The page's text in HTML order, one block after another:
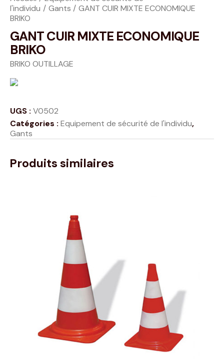
l'individu
Gants
GANT CUIR MIXTE ECONOMIQUE
BRIKO
GANT CUIR MIXTE ECONOMIQUE
BRIKO
BRIKO OUTILLAGE
UGS : V0502
Catégories : Equipement de sécurité de l'individu,
Gants
Produits similaires